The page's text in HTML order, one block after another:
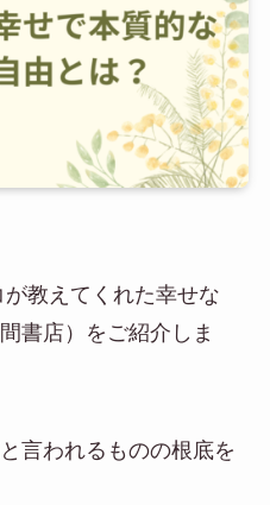
教えてくれた幸せな
書店）をご紹介しま
言われるものの根底を